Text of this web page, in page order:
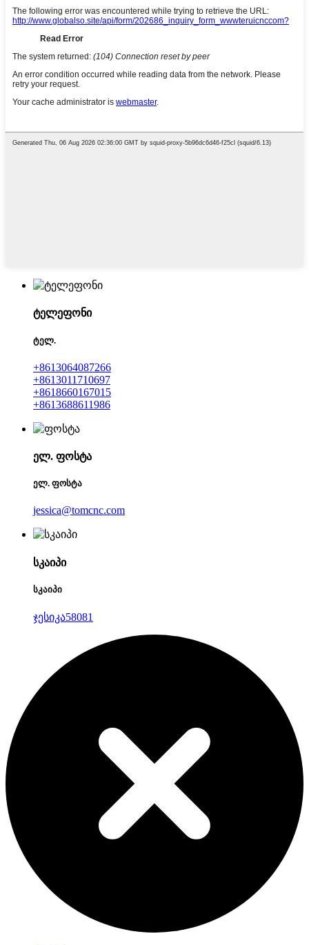
ტელეფონი
ტელ.
+8613064087266
+8613011710697
+8618660167015
+8613688611986
ელ. ფოსტა
ელ. ფოსტა
jessica@tomcnc.com
სკაიპი
სკაიპი
ჯესიკა58081